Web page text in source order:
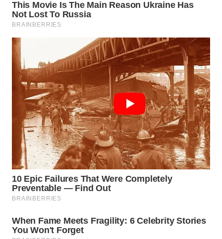
WN
LABUHANBATU
WN
TAPANULI
TENGAH
WN DELI
SERDANG
WN
TEBING
TINGGI
WN
PAKPAK